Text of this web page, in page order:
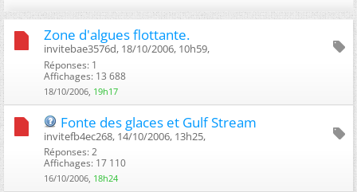
Zone d'algues flottante.
invitebae3576d, 18/10/2006, 10h59, ‎
Réponses: 1
Affichages: 13 688
18/10/2006, 19h17
Fonte des glaces et Gulf Stream
invitefb4ec268, 14/10/2006, 13h25, ‎
Réponses: 2
Affichages: 17 110
16/10/2006, 18h24